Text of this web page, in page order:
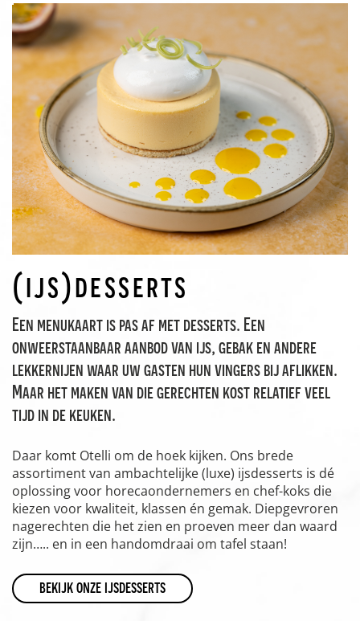
(ijs)desserts
Een menukaart is pas af met desserts. Een
onweerstaanbaar aanbod van ijs, gebak en andere
lekkernijen waar uw gasten hun vingers bij aflikken.
Maar het maken van die gerechten kost relatief veel
tijd in de keuken.
Daar komt Otelli om de hoek kijken. Ons brede
assortiment van ambachtelijke (luxe) ijsdesserts is dé
oplossing voor horecaondernemers en chef-koks die
kiezen voor kwaliteit, klassen én gemak. Diepgevroren
nagerechten die het zien en proeven meer dan waard
zijn….. en in een handomdraai om tafel staan!
bekijk onze ijsdesserts